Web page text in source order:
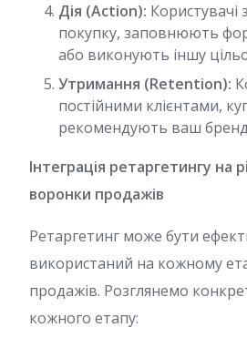
Дія (Action):
покупку, заповнюють
або виконують іншу
Утримання (Retention):
постійними клієнтами,
рекомендують ваш
Інтеграція ретаргетингу на
воронки продажів
Ретаргетинг може бути
використаний на кожному
продажів. Розглянемо
кожного етапу: